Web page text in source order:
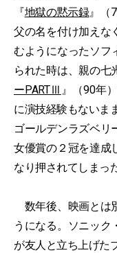
『地獄の黙示録』（
父の名を付け加えな
むようになったソフ
られた時は、親の七
ーPARTⅢ 』（90年
に演技経験もないま
ゴールデンラズベリ
女優賞の２冠を達成
なり押されてしまった
数年後、映画とは
うになる。ソニック
が友人と立ち上げた